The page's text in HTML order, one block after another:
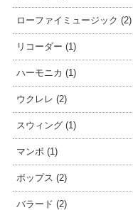
ローファイミュージック (2)
リコーダー (1)
ハーモニカ (1)
ウクレレ (2)
スウィング (1)
マンボ (1)
ポップス (2)
バラード (2)